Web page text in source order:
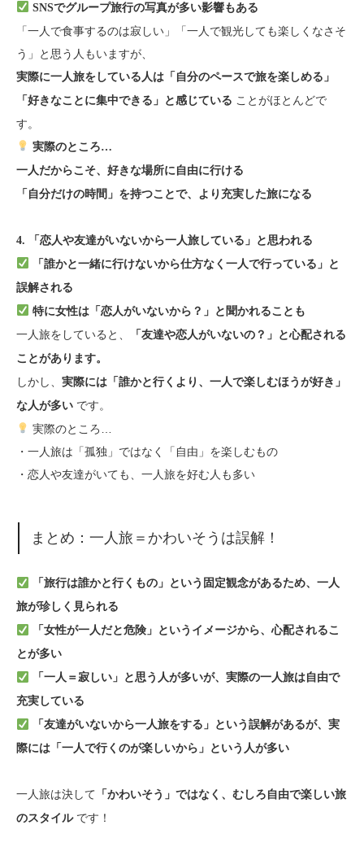
SNSでグループ旅行の写真が多い影響もある
「一人で食事するのは寂しい」「一人で観光しても楽しくなさそ
う」と思う人もいますが、
実際に一人旅をしている人は「自分のペースで旅を楽しめる」
「好きなことに集中できる」と感じている ことがほとんどで
す。
実際のところ…
一人だからこそ、好きな場所に自由に行ける
「自分だけの時間」を持つことで、より充実した旅になる
4. 「恋人や友達がいないから一人旅している」と思われる
「誰かと一緒に行けないから仕方なく一人で行っている」と
誤解される
特に女性は「恋人がいないから？」と聞かれることも
一人旅をしていると、
「友達や恋人がいないの？」と心配される
ことがあります。
しかし、 実際には「誰かと行くより、一人で楽しむほうが好き」
な人が多い です。
実際のところ…
・一人旅は「孤独」ではなく「自由」を楽しむもの
・恋人や友達がいても、一人旅を好む人も多い
まとめ：一人旅＝かわいそうは誤解！
「旅行は誰かと行くもの」という固定観念があるため、一人
旅が珍しく見られる
「女性が一人だと危険」というイメージから、心配されるこ
とが多い
「一人＝寂しい」と思う人が多いが、実際の一人旅は自由で
充実している
「友達がいないから一人旅をする」という誤解があるが、実
際には「一人で行くのが楽しいから」という人が多い
一人旅は決して 「かわいそう」ではなく、むしろ自由で楽しい旅
のスタイルです！